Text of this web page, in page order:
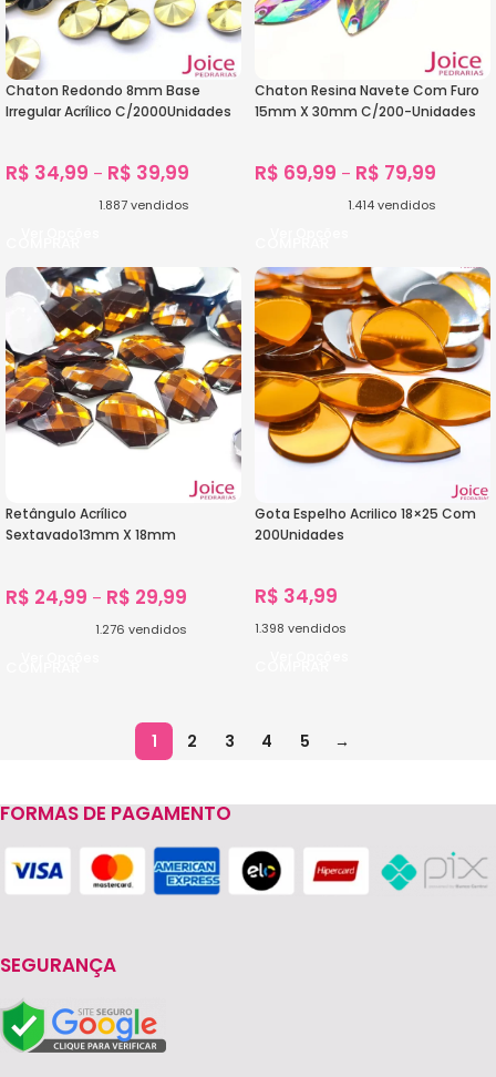
Chaton Redondo 8mm Base
Irregular Acrílico C/2000Unidades
R$ 34,99 – R$ 39,99
1.887vendidos
Chaton Resina Navete Com Furo
15mm X 30mm C/200-Unidades
R$ 69,99 – R$ 79,99
1.414vendidos
Retângulo Acrílico
Sextavado13mm X 18mm
R$ 24,99 – R$ 29,99
1.276 vendidos
Gota Espelho Acrilico 18×25 Com
200Unidades
R$ 34,99
1.398 vendidos
1 2 3 4 5 →
FORMAS DE PAGAMENTO
SEGURANÇA